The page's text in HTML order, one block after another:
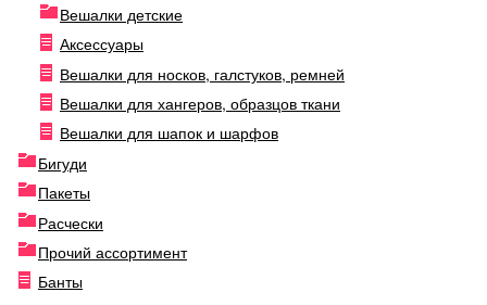
Вешалки детские
Аксессуары
Вешалки для носков, галстуков, ремней
Вешалки для хангеров, образцов ткани
Вешалки для шапок и шарфов
Бигуди
Пакеты
Расчески
Прочий ассортимент
Банты